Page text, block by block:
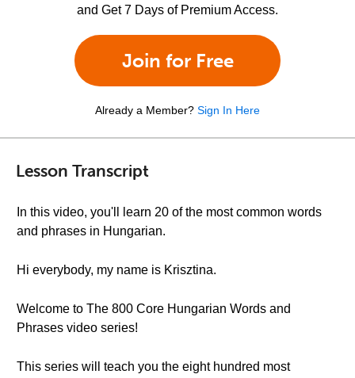
and Get 7 Days of Premium Access.
Join for Free
Already a Member? Sign In Here
Lesson Transcript
In this video, you'll learn 20 of the most common words
and phrases in Hungarian.
Hi everybody, my name is Krisztina.
Welcome to The 800 Core Hungarian Words and
Phrases video series!
This series will teach you the eight hundred most